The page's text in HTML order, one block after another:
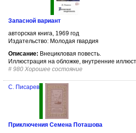
Запасной вариант
авторская книга, 1969 год
Издательство: Молодая гвардия
Описание: Внецикловая повесть.
Иллюстрация на обложке, внутренние
# 980 Хорошее состояние
С. Писарев
Приключения Семена Поташова